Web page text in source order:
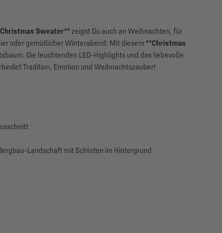
Sweater**zeigst Du auch an Weihnachten, für
oder gemütlicher Winterabend: Mit diesem **Christmas
Die leuchtenden LED-Highlights und das liebevolle
Tradition, Emotion und Weihnachtszauber!
Landschaft mit Schloten im Hintergrund